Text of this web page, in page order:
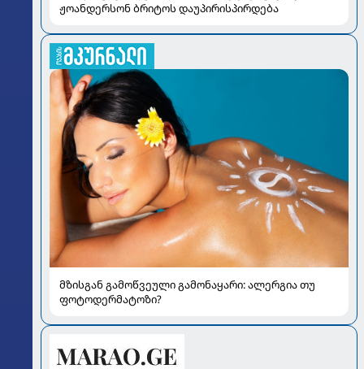
ჟოანდერსონ ბრიტოს დაუპირისპირდება
მზისგან გამოწვეული გამონაყარი: ალერგია თუ
ფოტოდერმატოზი?